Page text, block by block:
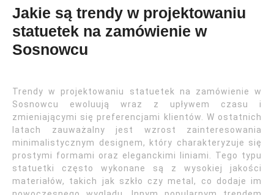
Jakie są trendy w projektowaniu
statuetek na zamówienie w
Sosnowcu
Trendy w projektowaniu statuetek na zamówienie w
Sosnowcu ewoluują wraz z upływem czasu i
zmieniającymi się preferencjami klientów. W ostatnich
latach zauważalny jest wzrost zainteresowania
minimalistycznym designem, który charakteryzuje się
prostymi formami oraz eleganckimi liniami. Tego typu
statuetki często wykonane są z wysokiej jakości
materiałów, takich jak szkło czy metal, co dodaje im